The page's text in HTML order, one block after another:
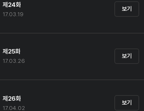
제24화
17.03.19
보기
제25화
17.03.26
보기
제26화
17.04.02
보기